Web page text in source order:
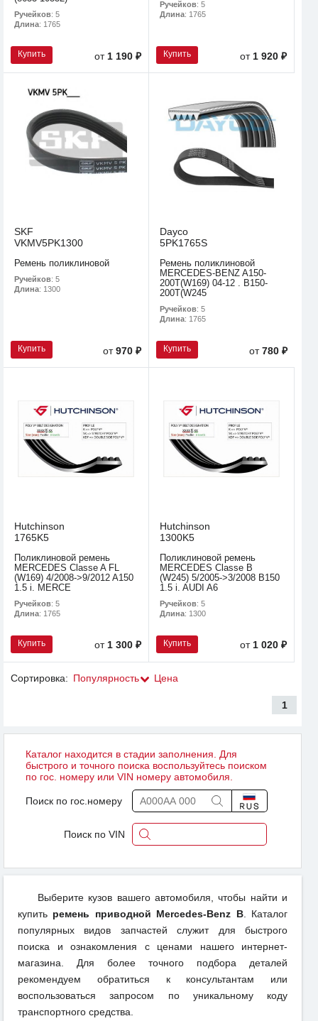
Ручейков: 5
Длина: 1765
Купить от 1 190 ₽
Ручейков: 5
Длина: 1765
Купить от 1 920 ₽
SKF
VKMV5PK1300
Ремень поликлиновой
Ручейков: 5
Длина: 1300
Купить от970 ₽
Dayco
5PK1765S
Ремень поликлиновой
MERCEDES-BENZ A150-
200T(W169) 04-12 . B150-
200T(W245
Ручейков: 5
Длина: 1765
Купить от780 ₽
Hutchinson
1765K5
Поликлиновой ремень
MERCEDES Classe A FL
(W169) 4/2008->9/2012 A150
1.5 i. MERCE
Ручейков: 5
Длина: 1765
Купить от1 300 ₽
Hutchinson
1300K5
Поликлиновой ремень
MERCEDES Classe B
(W245) 5/2005->3/2008 B150
1.5 i. AUDI A6
Ручейков: 5
Длина: 1300
Купить от1 020 ₽
Сортировка: Популярность Цена
1
Каталог находится в стадии заполнения. Для
быстрого и точного поиска воспользуйтесь поиском
по гос. номеру или VIN номеру автомобиля.
Поиск по гос.номеру
Поиск по VIN
Выберите кузов вашего автомобиля, чтобы найти и
купить ремень приводной Mercedes-Benz B. Каталог
популярных видов запчастей служит для быстрого
поиска и ознакомления с ценами нашего интернет-
магазина. Для более точного подбора деталей
рекомендуем обратиться к консультантам или
воспользоваться запросом по уникальному коду
транспортного средства.